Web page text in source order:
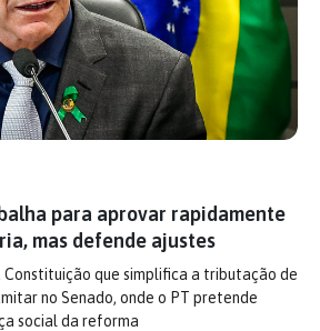
para aprovar rapidamente
mas defende ajustes
Constituição que simplifica a tributação de
no Senado, onde o PT pretende
social da reforma